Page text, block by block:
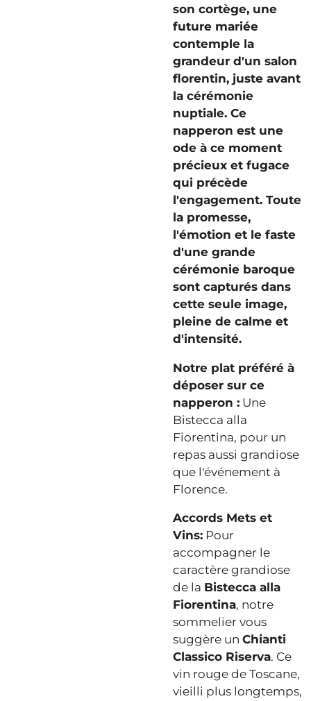
son cortège, une
future mariée
contemple la
grandeur d'un salon
florentin, juste avant
la cérémonie
nuptiale. Ce
napperon est une
ode à ce moment
précieux et fugace
qui précède
l'engagement. Toute
la promesse,
l'émotion et le faste
d'une grande
cérémonie baroque
sont capturés dans
cette seule image,
pleine de calme et
d'intensité.
Notre plat préféré à
déposer sur ce
napperon : Une
Bistecca alla
Fiorentina, pour un
repas aussi grandiose
que l'événement à
Florence.
Accords Mets et
Vins: Pour
accompagner le
caractère grandiose
de la Bistecca alla
Fiorentina, notre
sommelier vous
suggère un Chianti
Classico Riserva. Ce
vin rouge de Toscane,
vieilli plus longtemps,